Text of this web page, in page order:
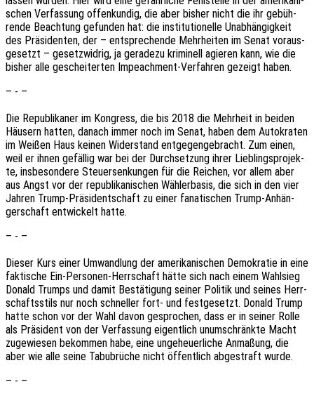
schen Verfas­sung offen­kun­dig, die aber bisher nicht die ihr gebüh­
ren­de Beach­tung gefun­den hat: die insti­tu­tio­nel­le Unab­hän­gig­keit
des Präsi­den­ten, der – entspre­chen­de Mehr­hei­ten im Senat voraus­
ge­setzt – gesetz­wid­rig, ja gera­de­zu krimi­nell agie­ren kann, wie die
bisher alle geschei­ter­ten Impeach­ment-Verfah­ren gezeigt haben.
– - –
Die Repu­bli­ka­ner im Kongress, die bis 2018 die Mehr­heit in beiden
Häusern hatten, danach immer noch im Senat, haben dem Auto­kra­ten
im Weißen Haus keinen Wider­stand entge­gen­ge­bracht. Zum einen,
weil er ihnen gefäl­lig war bei der Durch­set­zung ihrer Lieb­lings­pro­jek­
te, insbe­son­de­re Steu­er­sen­kun­gen für die Reichen, vor allem aber
aus Angst vor der repu­bli­ka­ni­schen Wähler­ba­sis, die sich in den vier
Jahren Trump-Präsi­dent­schaft zu einer fana­ti­schen Trump-Anhän­
ger­schaft entwi­ckelt hatte.
– - –
Dieser Kurs einer Umwand­lung der ameri­ka­ni­schen Demo­kra­tie in eine
fakti­sche Ein-Perso­nen-Herr­schaft hätte sich nach einem Wahl­sieg
Donald Trumps und damit Bestä­ti­gung seiner Poli­tik und seines Herr­
schafts­stils nur noch schnel­ler fort- und fest­ge­setzt. Donald Trump
hatte schon vor der Wahl davon gespro­chen, dass er in seiner Rolle
als Präsi­dent von der Verfas­sung eigent­lich unum­schränk­te Macht
zuge­wie­sen bekom­men habe, eine unge­heu­er­li­che Anma­ßung, die
aber wie alle seine Tabu­brü­che nicht öffent­lich abge­straft wurde.
– - –